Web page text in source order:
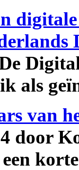
als
van
door